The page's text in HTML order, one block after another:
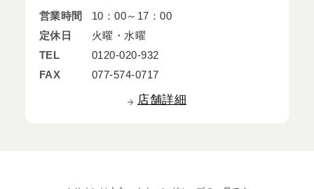
営業時間
10：00～17：00
定休日
火曜・水曜
TEL
0120-020-932
FAX
077-574-0717
店舗詳細